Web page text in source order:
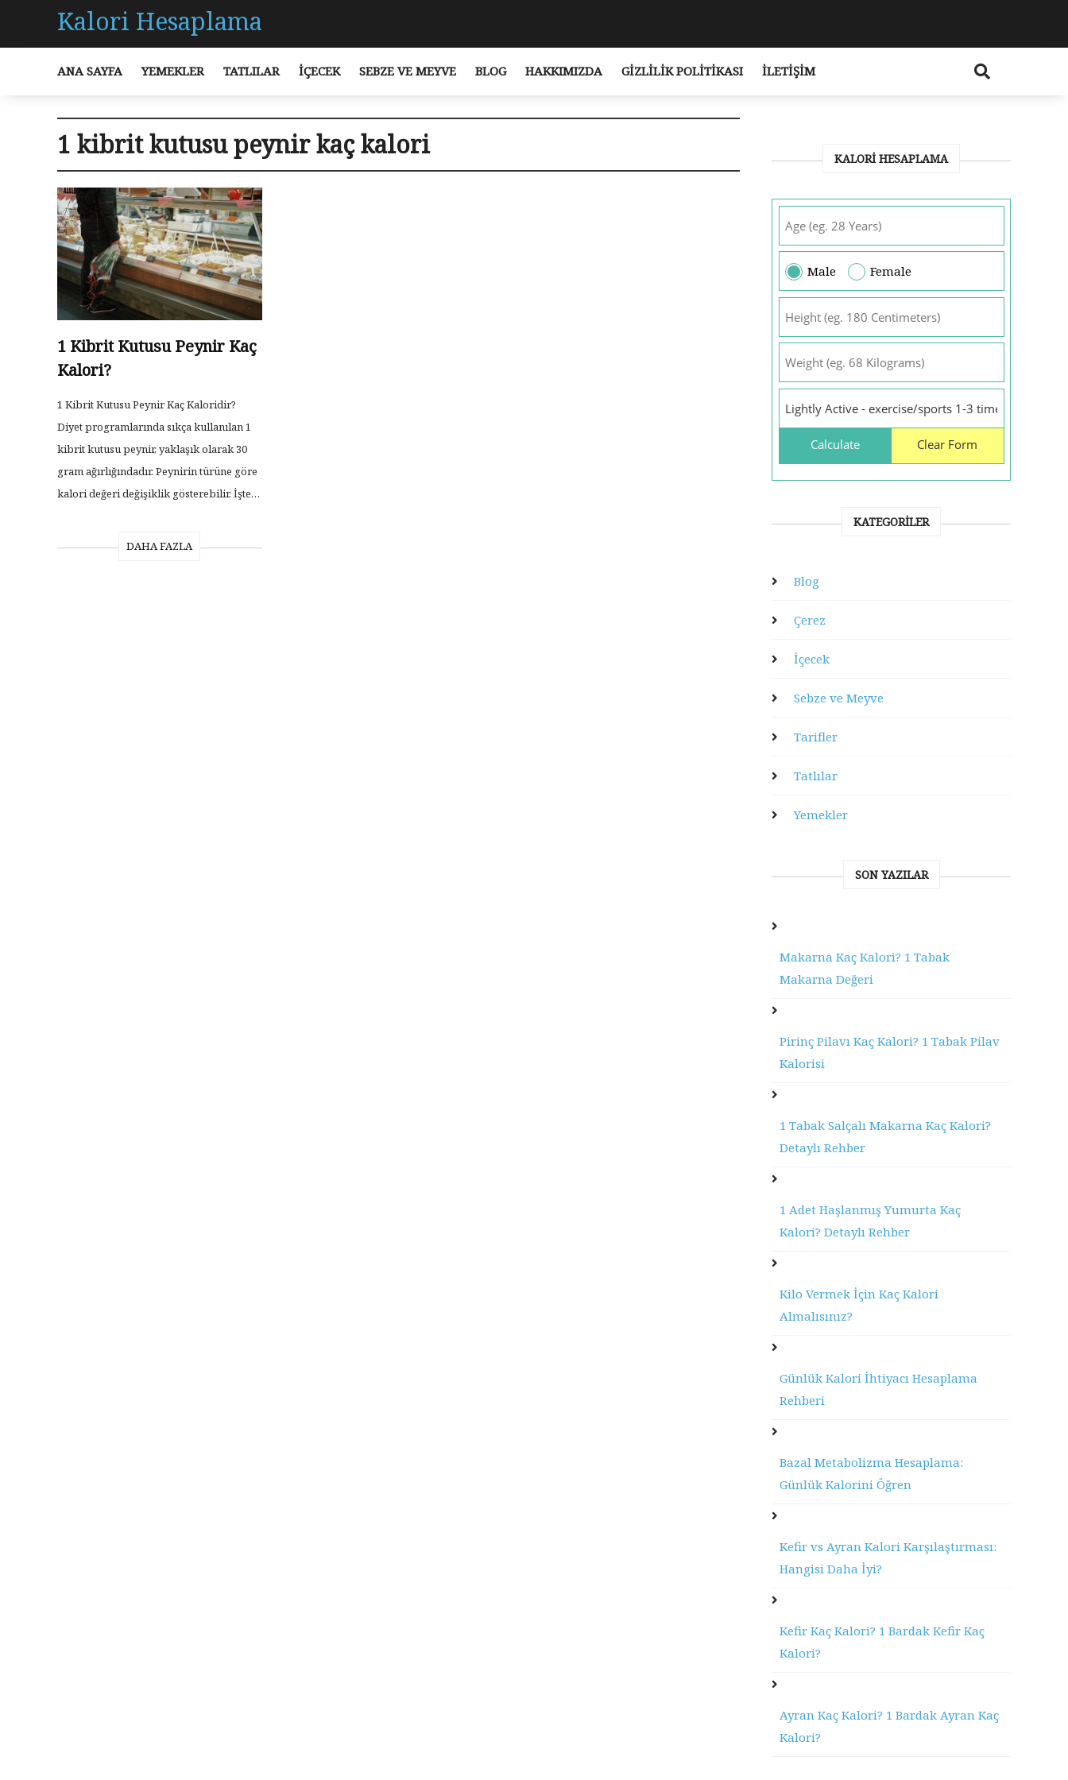
Kalori Hesaplama
ANA SAYFA YEMEKLER TATLILAR İÇECEK SEBZE VE MEYVE BLOG HAKKIMIZDA GIZLILIK POLITIKASI İLETIŞIM
1 kibrit kutusu peynir kaç kalori
1 Kibrit Kutusu Peynir Kaç
Kalori?
1 Kibrit Kutusu Peynir Kaç Kaloridir?
Diyet programlarında sıkça kullanılan 1
kibrit kutusu peynir, yaklaşık olarak 30
gram ağırlığındadır. Peynirin türüne göre
kalori değeri değişiklik gösterebilir. İşte…
DAHA FAZLA
KALORI HESAPLAMA
Male Female
KATEGORILER
Blog
Çerez
İçecek
Sebze ve Meyve
Tarifler
Tatlılar
Yemekler
SON YAZILAR
Makarna Kaç Kalori? 1 Tabak
Makarna Değeri
Pirinç Pilavı Kaç Kalori? 1 Tabak Pilav
Kalorisi
1 Tabak Salçalı Makarna Kaç Kalori?
Detaylı Rehber
1 Adet Haşlanmış Yumurta Kaç
Kalori? Detaylı Rehber
Kilo Vermek İçin Kaç Kalori
Almalısınız?
Günlük Kalori İhtiyacı Hesaplama
Rehberi
Bazal Metabolizma Hesaplama:
Günlük Kalorini Öğren
Kefir vs Ayran Kalori Karşılaştırması:
Hangisi Daha İyi?
Kefir Kaç Kalori? 1 Bardak Kefir Kaç
Kalori?
Ayran Kaç Kalori? 1 Bardak Ayran Kaç
Kalori?